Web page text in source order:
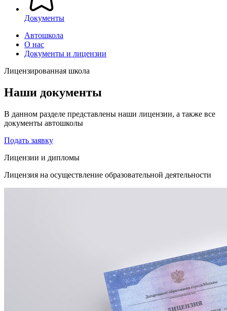
Документы
Автошкола
О нас
Документы и лицензии
Лицензированная школа
Наши документы
В данном разделе представлены наши лицензии, а также все
документы автошколы
Подать заявку
Лицензии и дипломы
Лицензия на осуществление образовательной деятельности